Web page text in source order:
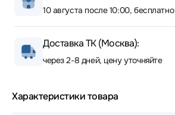
10 августа после 10:00, бесплатно
Доставка ТК (Москва):
через 2-8 дней, цену уточняйте
Характеристики товара